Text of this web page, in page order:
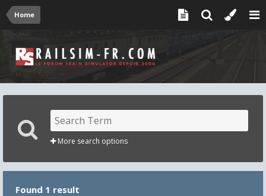
Home
More search options
Found 1 result